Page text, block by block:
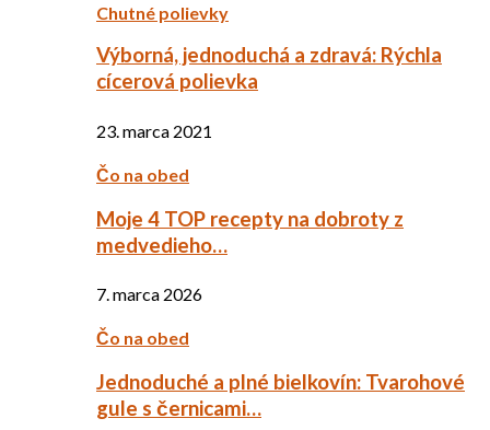
Chutné polievky
Výborná, jednoduchá a zdravá: Rýchla
cícerová polievka
23. marca 2021
Čo na obed
Moje 4 TOP recepty na dobroty z
medvedieho…
7. marca 2026
Čo na obed
Jednoduché a plné bielkovín: Tvarohové
gule s černicami…